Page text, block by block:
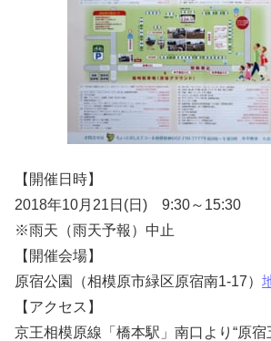
【開催日時】
2018年10月21日(日) 9:30～15:30
※雨天（雨天予報）中止
【開催会場】
原宿公園（相模原市緑区原宿南1-17）
【アクセス】
京王相模原線「橋本駅」南口より“原宿